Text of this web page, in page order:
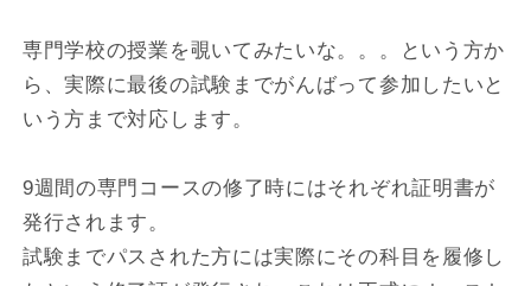
専門学校の授業を覗いてみたいな。。。という方か
ら、実際に最後の試験までがんばって参加したいと
いう方まで対応します。
9週間の専門コースの修了時にはそれぞれ証明書が
発行されます。
試験までパスされた方には実際にその科目を履修し